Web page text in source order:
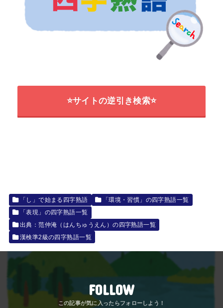
⭐サイトの逆引き検索⭐
「し」で始まる四字熟語
「環境・習慣」の四字熟語一覧
「表現」の四字熟語一覧
出典：范仲淹（はんちゅうえん）の四字熟語一覧
漢検準2級の四字熟語一覧
FOLLOW